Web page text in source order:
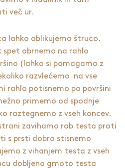
več ur.
lahko oblikujemo štruco.
spet obrnemo na rahlo
(lahko si pomagamo z
razvlečemo na vse
rahlo potisnemo po površini
primemo od spodnje
raztegnemo z vseh koncev.
zavihamo rob testa proti
s prsti dobro stisnemo
z vihanjem testa z vseh
dobljeno gmoto testa